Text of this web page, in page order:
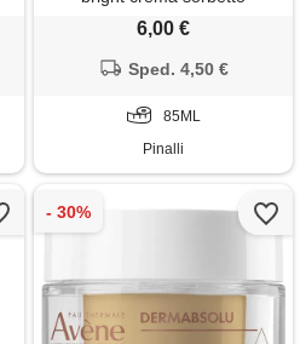
idratante anti-macchie 85ml -
6,00 €
Sped. 4,50 €
85ML
Pinalli